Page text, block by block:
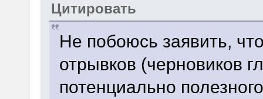
Цитировать
Не побоюсь заявить,
отрывков (черновиков
потенциально